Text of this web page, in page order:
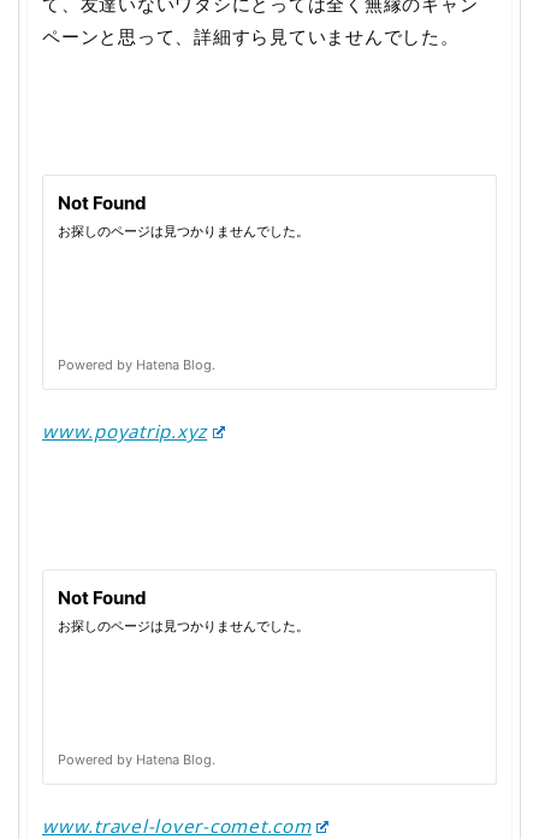
ペーンと思って、詳細すら見ていませんでした。
www.poyatrip.xyz
www.travel-lover-comet.com